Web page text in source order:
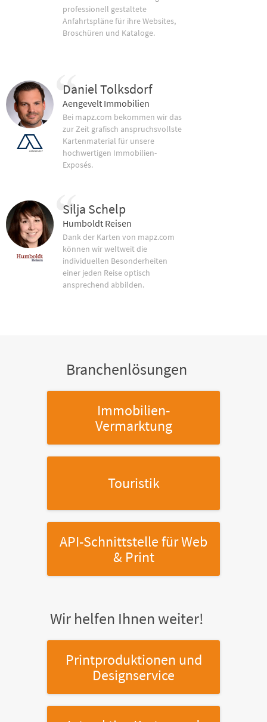
professionell gestaltete
Anfahrtspläne für ihre Websites,
Broschüren und Kataloge.
Daniel Tolksdorf
Aengevelt Immobilien
Bei mapz.com bekommen wir das
zur Zeit grafisch anspruchsvollste
Kartenmaterial für unsere
hochwertigen Immobilien-
Exposés.
Silja Schelp
Humboldt Reisen
Dank der Karten von mapz.com
können wir weltweit die
individuellen Besonderheiten
einer jeden Reise optisch
ansprechend abbilden.
Branchenlösungen
Immobilien-
Vermarktung
Touristik
API-Schnittstellefür Web
& Print
Wir helfen Ihnen weiter!
Printproduktionen und
Designservice